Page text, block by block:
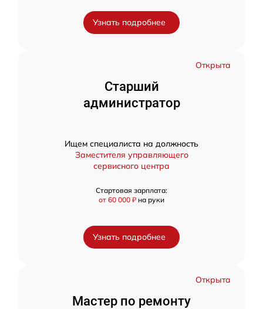
Узнать подробнее
Открыта
Старший
администратор
Ищем специалиста на должность
Заместителя управляющего
сервисного центра
Стартовая зарплата:
от 60 000 ₽ на руки
Узнать подробнее
Открыта
Мастер по ремонту